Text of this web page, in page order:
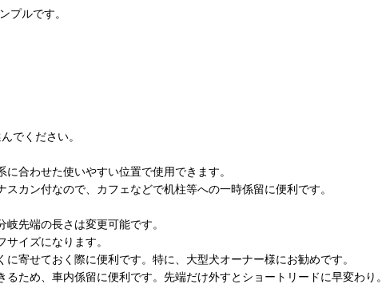
プルです。
でください。
合わせた使いやすい位置で使用できます。
ン付なので、カフェなどで机柱等への一時係留に便利です。
端の長さは変更可能です。
イズになります。
せておく際に便利です。特に、大型犬オーナー様にお勧めです。
、車内係留に便利です。先端だけ外すとショートリードに早変わり。